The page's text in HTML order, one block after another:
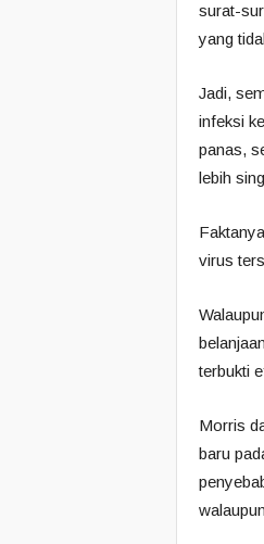
surat-
yang
Jadi,
infeksi
panas,
lebih
virus
terbukti
Morris
baru